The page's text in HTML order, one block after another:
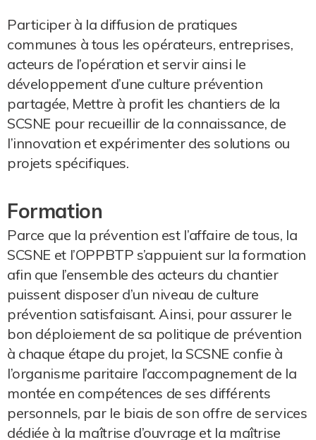
Participer à la diffusion de pratiques
communes à tous les opérateurs, entreprises,
acteurs de l’opération et servir ainsi le
développement d’une culture prévention
partagée, Mettre à profit les chantiers de la
SCSNE pour recueillir de la connaissance, de
l’innovation et expérimenter des solutions ou
projets spécifiques.
Formation
Parce que la prévention est l’affaire de tous, la
SCSNE et l’OPPBTP s’appuient sur la formation
afin que l’ensemble des acteurs du chantier
puissent disposer d’un niveau de culture
prévention satisfaisant. Ainsi, pour assurer le
bon déploiement de sa politique de prévention
à chaque étape du projet, la SCSNE confie à
l’organisme paritaire l’accompagnement de la
montée en compétences de ses différents
personnels, par le biais de son offre de services
dédiée à la maîtrise d’ouvrage et la maîtrise